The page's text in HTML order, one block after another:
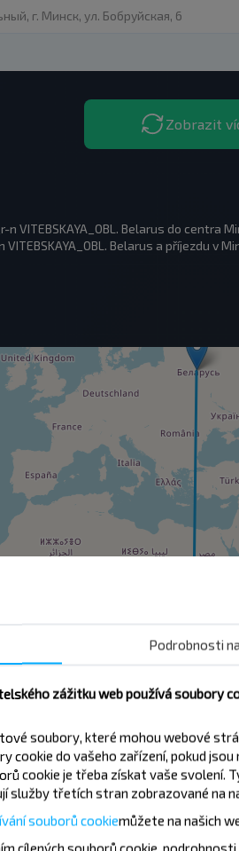
г. Минск, ул. Бобруйская, 6
Zobrazit
n VITEBSKAYA_OBL. Belarus do
Belarus a příjezdu
Koupit
Podrobnosti na
zážitku web používá soubory
soubory, které mohou webové
cookie do vašeho zařízení, pokud
cookie je třeba získat vaše svolení.
služby třetích stran zobrazované na
souborů cookiemůžete na našich